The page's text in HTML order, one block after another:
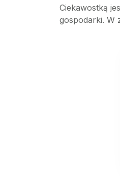
Ciekawostką
gospodarki. W